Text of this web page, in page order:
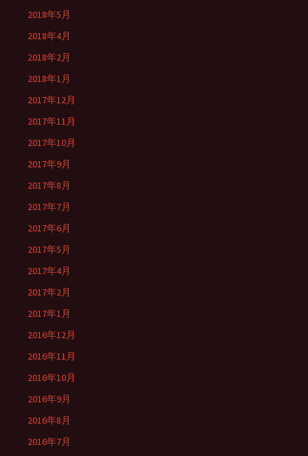
2018年5月
2018年4月
2018年2月
2018年1月
2017年12月
2017年11月
2017年10月
2017年9月
2017年8月
2017年7月
2017年6月
2017年5月
2017年4月
2017年2月
2017年1月
2016年12月
2016年11月
2016年10月
2016年9月
2016年8月
2016年7月